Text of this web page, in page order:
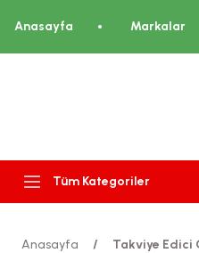
Anasayfa Markalar
Tüm Kategoriler
Anasayfa Takviye Edici